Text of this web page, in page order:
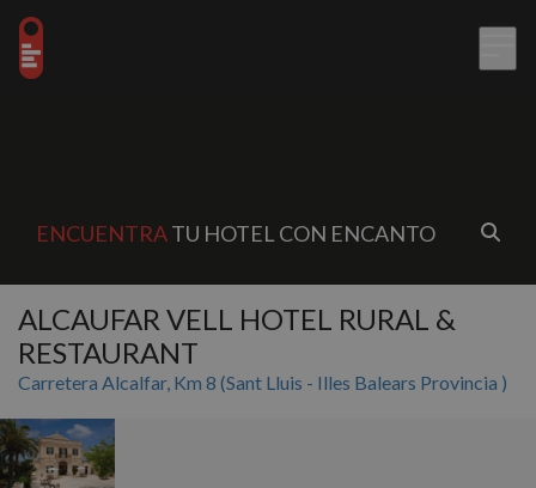
ENCUENTRATU HOTEL CON ENCANTO
ALCAUFAR VELL HOTEL RURAL &
RESTAURANT
Carretera Alcalfar, Km 8 (Sant Lluis - Illes Balears Provincia )